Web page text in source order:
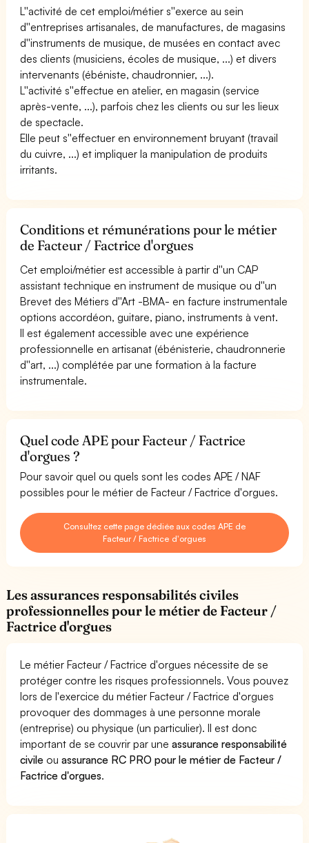
L''activité de cet emploi/métier s''exerce au sein
d''entreprises artisanales, de manufactures, de magasins
d''instruments de musique, de musées en contact avec
des clients (musiciens, écoles de musique, ...) et divers
intervenants (ébéniste, chaudronnier, ...).
L''activité s''effectue en atelier, en magasin (service
après-vente, ...), parfois chez les clients ou sur les lieux
de spectacle.
Elle peut s''effectuer en environnement bruyant (travail
du cuivre, ...) et impliquer la manipulation de produits
irritants.
Conditions et rémunérations pour le métier
de Facteur / Factrice d'orgues
Cet emploi/métier est accessible à partir d''un CAP
assistant technique en instrument de musique ou d''un
Brevet des Métiers d''Art -BMA- en facture instrumentale
options accordéon, guitare, piano, instruments à vent.
Il est également accessible avec une expérience
professionnelle en artisanat (ébénisterie, chaudronnerie
d''art, ...) complétée par une formation à la facture
instrumentale.
Quel code APE pour Facteur / Factrice
d'orgues ?
Pour savoir quel ou quels sont les codes APE / NAF
possibles pour le métier de Facteur / Factrice d'orgues.
Consultez cette page dédiée aux codes APE de
Facteur / Factrice d'orgues
Les assurances responsabilités civiles
professionnelles pour le métier de Facteur /
Factrice d'orgues
Le métier Facteur / Factrice d'orgues nécessite de se
protéger contre les risques professionnels. Vous pouvez
lors de l'exercice du métier Facteur / Factrice d'orgues
provoquer des dommages à une personne morale
(entreprise) ou physique (un particulier). Il est donc
important de se couvrir par uneassurance responsabilité
civile ouassurance RC PRO pour le métier de Facteur /
Factrice d'orgues.